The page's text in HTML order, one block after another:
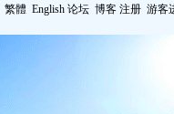
繁體 English 论坛 博客 注册 游客